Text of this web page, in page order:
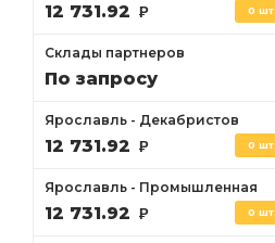
12 731.92 Р 0 шт.
Склады партнеров
По запросу
Ярославль - Декабристов
12 731.92 Р 0 шт.
Ярославль - Промышленная
12 731.92 Р 0 шт.